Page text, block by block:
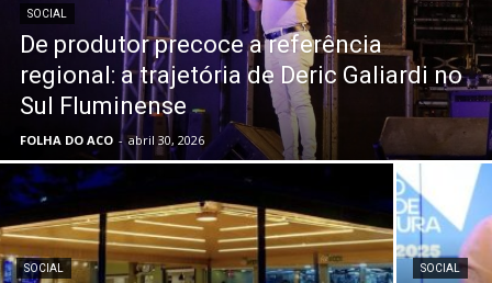
SOCIAL
De produtor precoce a referência
regional: a trajetória de Deric Galiardi no
Sul Fluminense
FOLHA DO ACO - abril 30, 2026
SOCIAL SOCIAL